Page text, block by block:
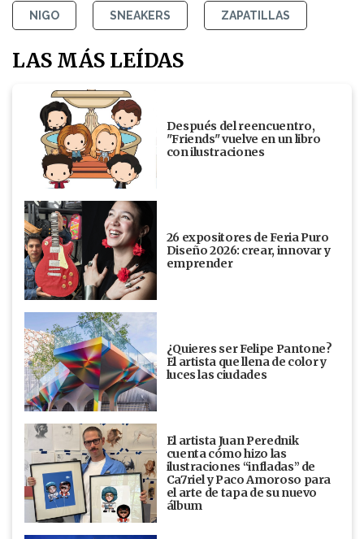
NIGO SNEAKERS ZAPATILLAS
LAS MÁS LEÍDAS
Después del reencuentro,
"Friends" vuelve en un libro
con ilustraciones
26 expositores de Feria Puro
Diseño 2026: crear, innovar y
emprender
¿Quieres ser Felipe Pantone?
El artista que llena de color y
luces las ciudades
El artista Juan Perednik
cuenta cómo hizo las
ilustraciones “infladas” de
Ca7riel y Paco Amoroso para
el arte de tapa de su nuevo
álbum